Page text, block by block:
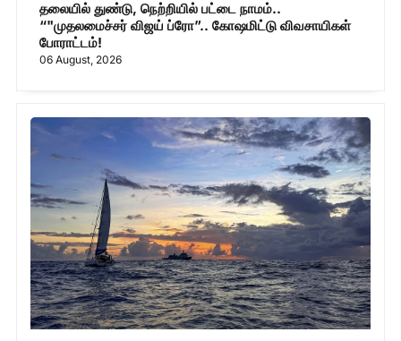
தலையில் துண்டு, நெற்றியில் பட்டை நாமம்..
“"முதலமைச்சர் விஜய் ப்ரோ”.. கோஷமிட்டு விவசாயிகள்
போராட்டம்!
06 August, 2026